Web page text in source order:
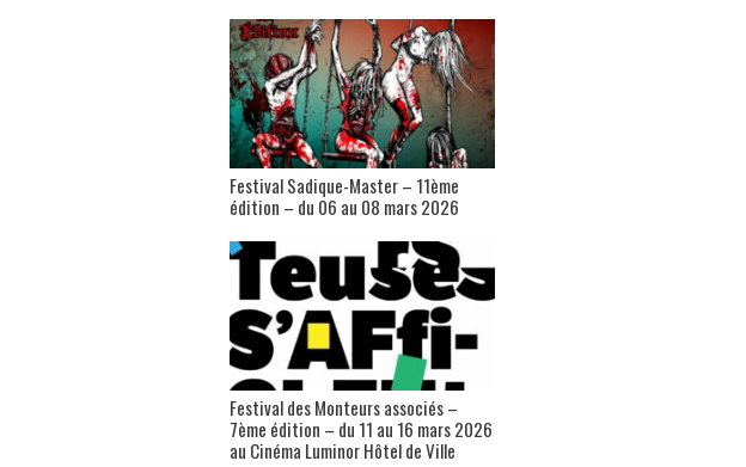
Festival Sadique-Master – 11ème
édition – du 06 au 08 mars 2026
Festival des Monteurs associés –
7ème édition – du 11 au 16 mars 2026
au Cinéma Luminor Hôtel de Ville